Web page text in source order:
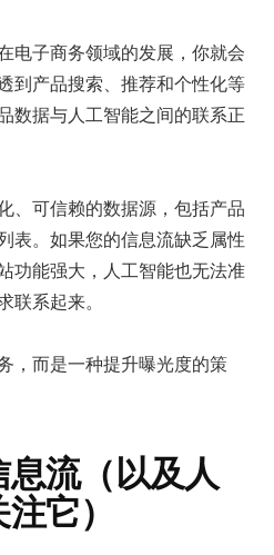
电子商务领域的发展，你就会
到产品搜索、推荐和个性化等
数据与人工智能之间的联系正
、可信赖的数据源，包括产品
表。如果您的信息流缺乏属性
功能强大，人工智能也无法准
联系起来。
，而是一种提升曝光度的策
流（以及人
它）